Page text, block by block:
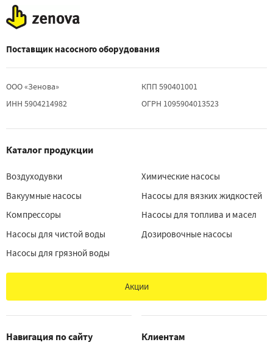
Поставщик насосного оборудования
ООО «Зенова»
ИНН 5904214982
КПП 590401001
ОГРН 1095904013523
Каталог продукции
Воздуходувки
Вакуумные насосы
Компрессоры
Насосы для чистой воды
Насосы для грязной воды
Химические насосы
Насосы для вязких жидкостей
Насосы для топлива и масел
Дозировочные насосы
Акции
Навигация по сайту Клиентам